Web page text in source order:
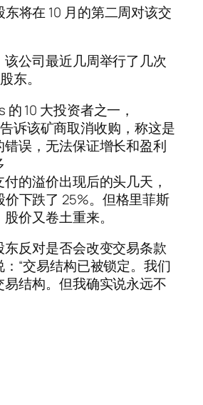
东将在 10 月的第二周对该交
公司最近几周举行了几次
东。
的 10 大投资者之一，
诉该矿商取消收购，称这是
误，无法保证增长和盈利
的溢价出现后的头几天，
价下跌了 25%。但格里菲斯
价又卷土重来。
东反对是否会改变交易条款
“交易结构已被锁定。我们
结构。但我确实说永远不